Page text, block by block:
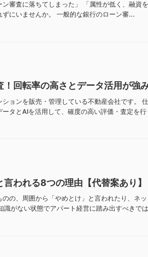
審査に落ちてしまった」 「属性が低く、融資
にいませんか。 一般的な銀行のローン審...
回転率の高さとデータ活用が強
ョンを販売・管理している不動産会社です。
タとAIを活用して、確度の高い評価・査定を行
われる8つの理由【代替案あり】
の、周囲から「やめとけ」と言われたり、ネ
がない状態でアパート経営に踏み出すべきで